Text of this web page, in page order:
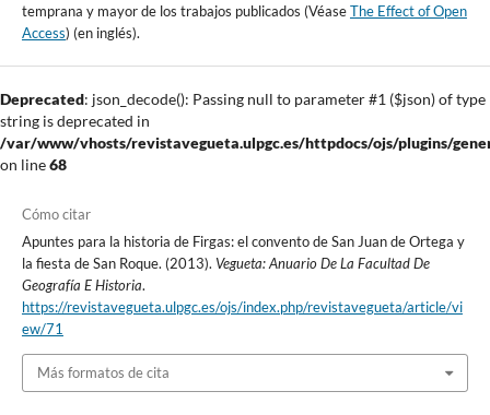
temprana y mayor de los trabajos publicados (VéaseThe Effect of Open
Access) (en inglés).
Deprecated: json_decode(): Passing null to parameter #1 ($json) of type
string is deprecated in
/var/www/vhosts/revistavegueta.ulpgc.es/httpdocs/ojs/plugins/
on line68
Cómo citar
Apuntes para la historia de Firgas: el convento de San Juan de Ortega y
la fiesta de San Roque. (2013). Vegueta: Anuario De La Facultad De
Geografía E Historia.
https://revistavegueta.ulpgc.es/ojs/index.php/revistavegueta/article/vi
ew/71
Más formatos de cita